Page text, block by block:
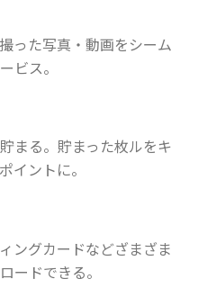
った写真・動画をシーム
ビス。
まる。貯まった枚ルをキ
イントに。
ングカードなどざまざま
ードできる。